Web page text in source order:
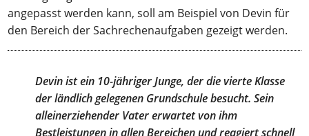
angepasst werden kann, soll am Beispiel von Devin für
den Bereich der Sachrechenaufgaben gezeigt werden.
Devin ist ein 10-jähriger Junge, der die vierte Klasse
der ländlich gelegenen Grundschule besucht. Sein
alleinerziehender Vater erwartet von ihm
Bestleistungen in allen Bereichen und reagiert schnell